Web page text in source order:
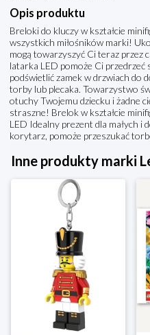
Opis produktu
Breloki do kluczy w kształcie
wszystkich miłośników marki!
mogą towarzyszyć Ci teraz przez
latarka LED pomoże Ci przedrzeć
podświetlić zamek w drzwiach do
torby lub plecaka. Towarzystwo
otuchy Twojemu dziecku i żadne
straszne! Brelok w kształcie
LED Idealny prezent dla małych
korytarz, pomoże przeszukać
Inne produkty marki